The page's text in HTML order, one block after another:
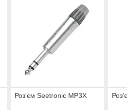
Роз'єм Seetronic MP3X